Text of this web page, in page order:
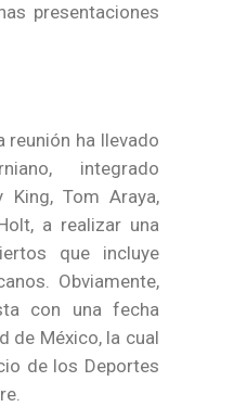
presentaciones
reunión ha llevado
integrado
King, Tom Araya,
a realizar una
que incluye
Obviamente,
con una fecha
de México, la cual
de los Deportes